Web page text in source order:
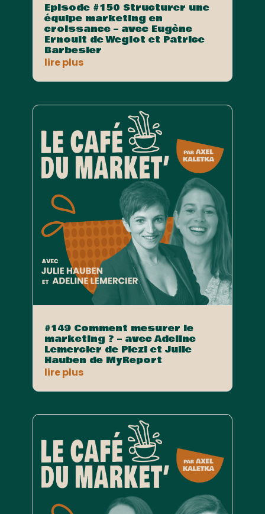
Episode #150 Structurer une
équipe marketing en
croissance – avec Eugène
Ernoult de Weglot et Patrice
Barbesier
lire plus
#149 Comment mesurer le
marketing ? – avec Adeline
Lemercier de Plezi et Julie
Hauben de MyReport
lire plus